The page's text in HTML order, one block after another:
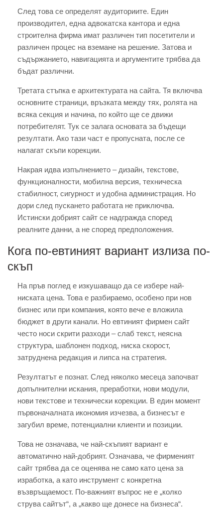
След това се определят аудиториите. Един
производител, една адвокатска кантора и една
строителна фирма имат различен тип посетители и
различен процес на вземане на решение. Затова и
съдържанието, навигацията и аргументите трябва да
бъдат различни.
Третата стъпка е архитектурата на сайта. Тя включва
основните страници, връзката между тях, ролята на
всяка секция и начина, по който ще се движи
потребителят. Тук се залага основата за бъдещи
резултати. Ако тази част е пропусната, после се
налагат скъпи корекции.
Накрая идва изпълнението – дизайн, текстове,
функционалности, мобилна версия, техническа
стабилност, сигурност и удобна администрация. Но
дори след пускането работата не приключва.
Истински добрият сайт се надгражда според
реалните данни, а не според предположения.
Кога по-евтиният вариант излиза по-
скъп
На пръв поглед е изкушаващо да се избере най-
ниската цена. Това е разбираемо, особено при нов
бизнес или при компания, която вече е вложила
бюджет в други канали. Но евтиният фирмен сайт
често носи скрити разходи – слаб текст, неясна
структура, шаблонен подход, ниска скорост,
затруднена редакция и липса на стратегия.
Резултатът е познат. След няколко месеца започват
допълнителни искания, преработки, нови модули,
нови текстове и технически корекции. В един момент
първоначалната икономия изчезва, а бизнесът е
загубил време, потенциални клиенти и позиции.
Това не означава, че най-скъпият вариант е
автоматично най-добрият. Означава, че фирменият
сайт трябва да се оценява не само като цена за
изработка, а като инструмент с конкретна
възвръщаемост. По-важният въпрос не е „колко
струва сайтът“, а „какво ще донесе на бизнеса“.